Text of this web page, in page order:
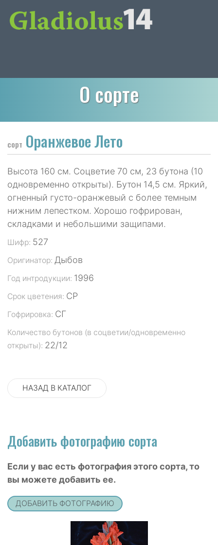
О сорте
сорт Оранжевое Лето
Высота 160 см. Соцветие 70 см, 23 бутона (10
одновременно открыты). Бутон 14,5 см. Яркий,
огненный густо-оранжевый с более темным
нижним лепестком. Хорошо гофрирован,
складками и небольшими защипами.
Шифр: 527
Оригинатор: Дыбов
Год интродукции: 1996
Срок цветения: СР
Гофрировка: СГ
Количество бутонов (в соцветии/одновременно
открыты): 22/12
НАЗАД В КАТАЛОГ
Добавить фотографию сорта
Если у вас есть фотография этого сорта, то
вы можете добавить ее.
ДОБАВИТЬ ФОТОГРАФИЮ